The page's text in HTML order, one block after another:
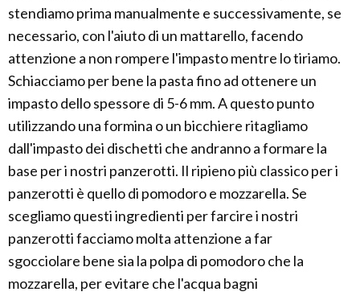
stendiamo prima manualmente e successivamente, se
necessario, con l'aiuto di un mattarello, facendo
attenzione a non rompere l'impasto mentre lo tiriamo.
Schiacciamo per bene la pasta fino ad ottenere un
impasto dello spessore di 5-6 mm. A questo punto
utilizzando una formina o un bicchiere ritagliamo
dall'impasto dei dischetti che andranno a formare la
base per i nostri panzerotti. Il ripieno più classico per i
panzerotti è quello di pomodoro e mozzarella. Se
scegliamo questi ingredienti per farcire i nostri
panzerotti facciamo molta attenzione a far
sgocciolare bene sia la polpa di pomodoro che la
mozzarella, per evitare che l'acqua bagni